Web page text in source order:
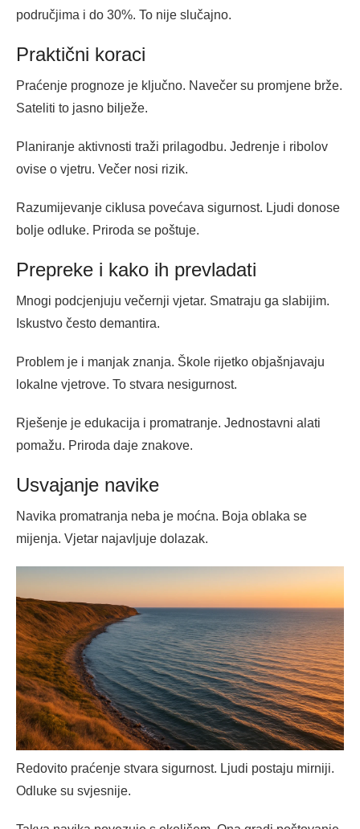
područjima i do 30%. To nije slučajno.
Praktični koraci
Praćenje prognoze je ključno. Navečer su promjene brže.
Sateliti to jasno bilježe.
Planiranje aktivnosti traži prilagodbu. Jedrenje i ribolov
ovise o vjetru. Večer nosi rizik.
Razumijevanje ciklusa povećava sigurnost. Ljudi donose
bolje odluke. Priroda se poštuje.
Prepreke i kako ih prevladati
Mnogi podcjenjuju večernji vjetar. Smatraju ga slabijim.
Iskustvo često demantira.
Problem je i manjak znanja. Škole rijetko objašnjavaju
lokalne vjetrove. To stvara nesigurnost.
Rješenje je edukacija i promatranje. Jednostavni alati
pomažu. Priroda daje znakove.
Usvajanje navike
Navika promatranja neba je moćna. Boja oblaka se
mijenja. Vjetar najavljuje dolazak.
Redovito praćenje stvara sigurnost. Ljudi postaju mirniji.
Odluke su svjesnije.